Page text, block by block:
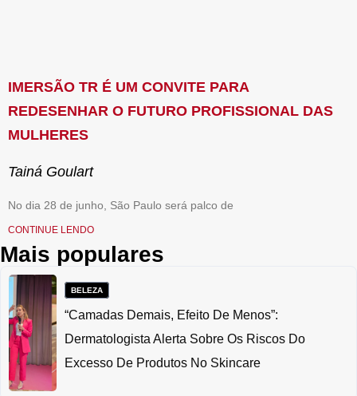
IMERSÃO TR É UM CONVITE PARA
REDESENHAR O FUTURO PROFISSIONAL DAS
MULHERES
Tainá Goulart
No dia 28 de junho, São Paulo será palco de
CONTINUE LENDO
Mais populares
BELEZA
“Camadas Demais, Efeito De Menos”:
Dermatologista Alerta Sobre Os Riscos Do
Excesso De Produtos No Skincare